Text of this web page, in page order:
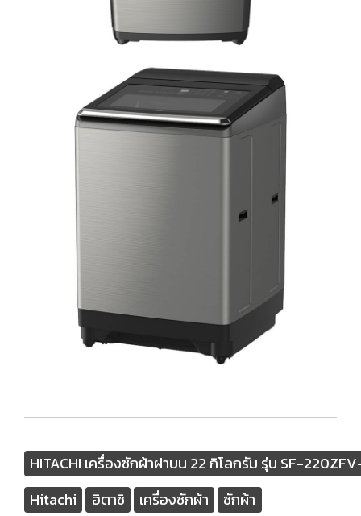
HITACHI เครื่องซักผ้าฝาบน 22 กิโลกรัม รุ่น SF-
Hitachi
ฮิตาชิ เครื่องซักผ้า
ซักผ้า